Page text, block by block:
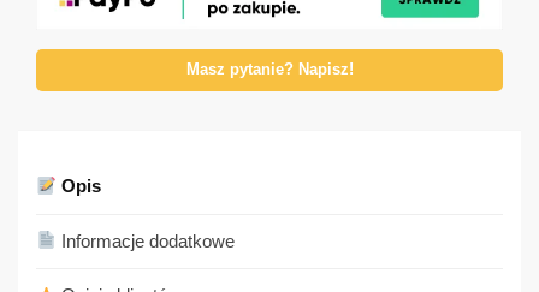
Masz pytanie? Napisz!
Opis
Informacje dodatkowe